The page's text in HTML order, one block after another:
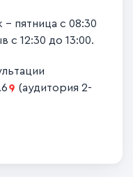
пятница с 08:30
с 12:30 до 13:00.
(аудитория 2-